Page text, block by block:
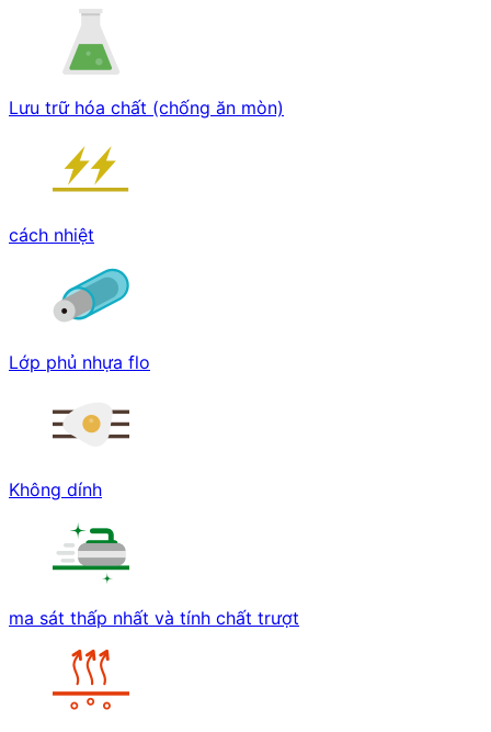
Lưu trữ hóa chất (chống ăn mòn)
cách nhiệt
Lớp phủ nhựa flo
Không dính
ma sát thấp nhất và tính chất trượt